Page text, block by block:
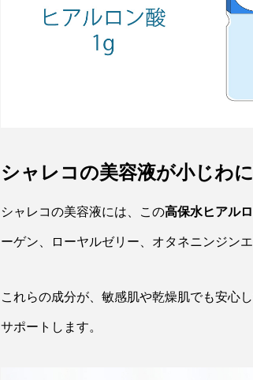
シャレコの美容液が小じわ
シャレコの美容液には、この高保水ヒアル
ーゲン、ローヤルゼリー、オタネニンジン
これらの成分が、敏感肌や乾燥肌でも安心
サポートします。